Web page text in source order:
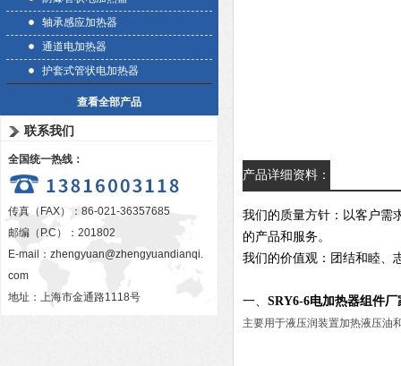
轴承感应加热器
通道电加热器
护套式管状电加热器
查看全部产品
联系我们
全国统一热线：
传真（FAX）：86-021-36357685
邮编（P.C）：201802
E-mail： zhengyuan@zhengyuandianqi.
com
地址：上海市金通路1118号
产品详细资料：
我们的质量方针：以客户需
的产品和服务。
我们的价值观：团结和睦、
一、 SRY6-6电加热器组件厂
主要用于液压润装置加热液压油